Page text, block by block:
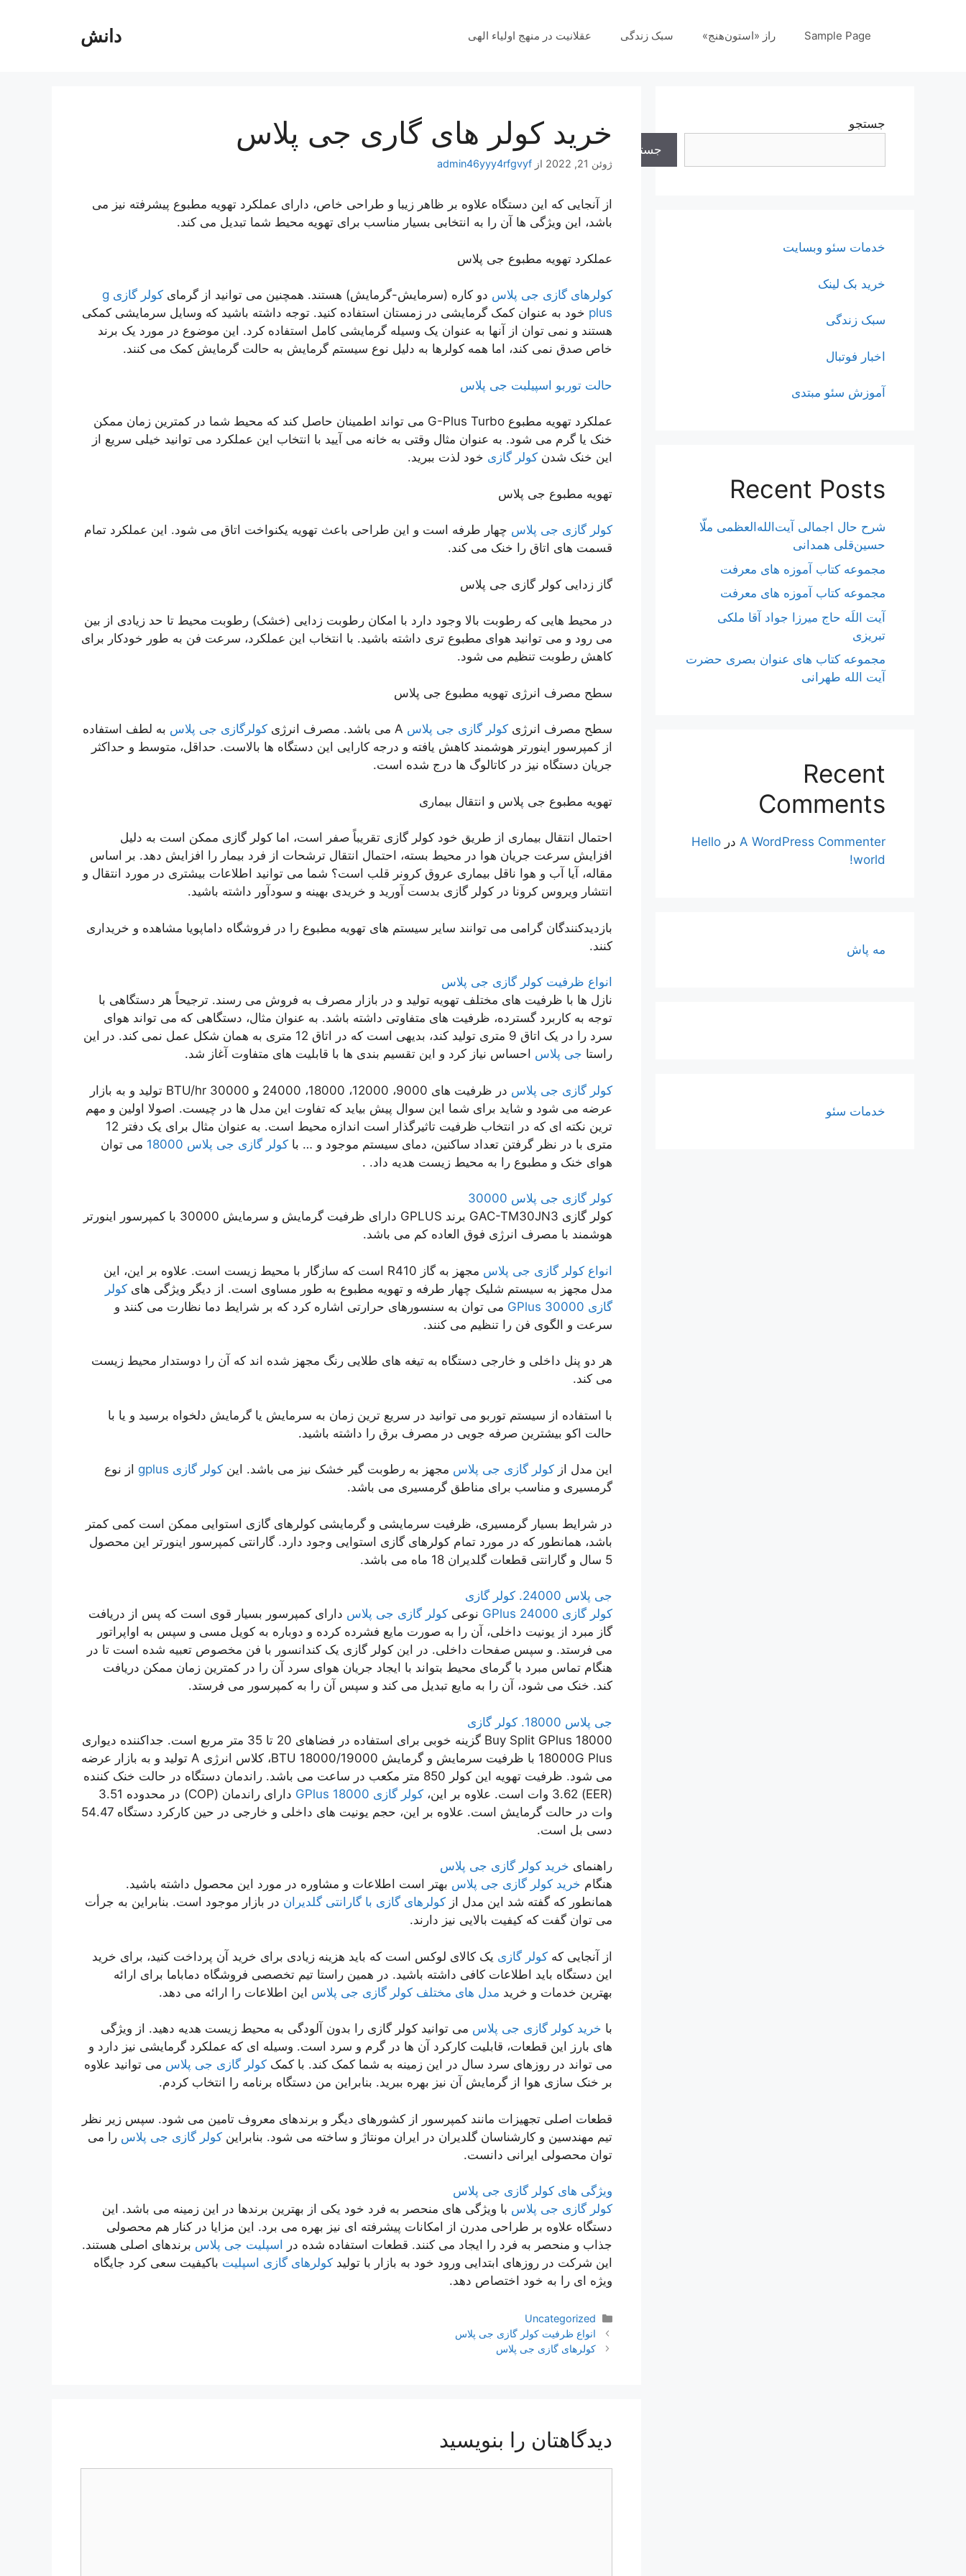
دانش Sample Page راز «استون‌هنج» سبک زندگی عقلانیت در منهج اولیاء الهی
خرید کولر های گاری جی پلاس
ژوئن 21, 2022 از admin46yyy4rfgvyf
از آنجایی که این دستگاه علاوه بر ظاهر زیبا و طراحی خاص، دارای عملکرد تهویه مطبوع پیشرفته نیز می
باشد، این ویژگی ها آن را به انتخابی بسیار مناسب برای تهویه محیط شما تبدیل می کند.
عملکرد تهویه مطبوع جی پلاس
کولرهای گازی جی پلاس دو کاره (سرمایش-گرمایش) هستند. همچنین می توانید از گرمای
کولر گازی g
plus خود به عنوان کمک گرمایشی در زمستان استفاده کنید. توجه داشته باشید که وسایل سرمایشی کمکی
هستند و نمی توان از آنها به عنوان یک وسیله گرمایشی کامل استفاده کرد. این موضوع در مورد یک برند
خاص صدق نمی کند، اما همه کولرها به دلیل نوع سیستم گرمایش به حالت گرمایش کمک می کنند.
حالت توربو اسپیلبت جی پلاس
عملکرد تهویه مطبوع G-Plus Turbo می تواند اطمینان حاصل کند که محیط شما در کمترین زمان ممکن
خنک یا گرم می شود. به عنوان مثال وقتی به خانه می آیید با انتخاب این عملکرد می توانید خیلی سریع از
این خنک شدن کولر گازی خود لذت ببرید.
تهویه مطبوع جی پلاس
کولر گازی جی پلاس چهار طرفه است و این طراحی باعث تهویه یکنواخت اتاق می شود. این عملکرد تمام
قسمت های اتاق را خنک می کند.
گاز زدایی کولر گازی جی پلاس
در محیط هایی که رطوبت بالا وجود دارد با امکان رطوبت زدایی (خشک) رطوبت محیط تا حد زیادی از بین
می رود و می توانید هوای مطبوع تری داشته باشید. با انتخاب این عملکرد، سرعت فن به طور خودکار برای
کاهش رطوبت تنظیم می شود.
سطح مصرف انرژی تهویه مطبوع جی پلاس
سطح مصرف انرژی کولر گازی جی پلاس کولرگازی جی پلاس به لطف استفاده
از کمپرسور اینورتر هوشمند کاهش یافته و درجه کارایی این دستگاه ها بالاست. حداقل، متوسط ​​و حداکثر
جریان دستگاه نیز در کاتالوگ ها درج شده است.
تهویه مطبوع جی پلاس و انتقال بیماری
احتمال انتقال بیماری از طریق خود کولر گازی تقریباً صفر است، اما کولر گازی ممکن است به دلیل
افزایش سرعت جریان هوا در محیط بسته، احتمال انتقال ترشحات از فرد بیمار را افزایش دهد. بر اساس
مقاله، آیا آب و هوا ناقل بیماری عروق کرونر قلب است؟ شما می توانید اطلاعات بیشتری در مورد انتقال و
انتشار ویروس کرونا در کولر گازی بدست آورید و خریدی بهینه و سودآور داشته باشید.
بازدیدکنندگان گرامی می توانند سایر سیستم های تهویه مطبوع را در فروشگاه داماپویا مشاهده و خریداری
کنند.
انواع ظرفیت کولر گازی جی پلاس
نازل ها با ظرفیت های مختلف تهویه تولید و در بازار مصرف به فروش می رسند. ترجیحاً هر دستگاهی با
توجه به کاربرد گسترده، ظرفیت های متفاوتی داشته باشد. به عنوان مثال، دستگاهی که می تواند هوای
سرد را در یک اتاق 9 متری تولید کند، بدیهی است که در اتاق 12 متری به همان شکل عمل نمی کند. در این
راستا جی پلاس احساس نیاز کرد و این تقسیم بندی ها با قابلیت های متفاوت آغاز شد.
کولر گازی جی پلاس
در ظرفیت های 9000، 12000، 18000، 24000 و 30000 BTU/hr تولید و به بازار
عرضه می شود و شاید برای شما این سوال پیش بیاید که تفاوت این مدل ها در چیست. اصولا اولین و مهم
ترین نکته ای که در انتخاب ظرفیت تاثیرگذار است اندازه محیط است. به عنوان مثال برای یک دفتر 12
متری با در نظر گرفتن تعداد ساکنین، دمای سیستم موجود و … با کولر گازی جی پلاس 18000
می توان
هوای خنک و مطبوع را به محیط زیست هدیه داد. .
کولر گازی جی پلاس 30000
کولر گازی GAC-TM30JN3 برند GPLUS دارای ظرفیت گرمایش و سرمایش 30000 با کمپرسور اینورتر
هوشمند با مصرف انرژی فوق العاده کم می باشد.
انواع کولر گازی جی پلاس
مجهز به گاز R410 است که سازگار با محیط زیست است. علاوه بر این، این
مدل مجهز به سیستم شلیک چهار طرفه و تهویه مطبوع به طور مساوی است. از دیگر ویژگی های کولر
گازی GPlus 30000
می توان به سنسورهای حرارتی اشاره کرد که بر شرایط دما نظارت می کنند و
سرعت و الگوی فن را تنظیم می کنند.
هر دو پنل داخلی و خارجی دستگاه به تیغه های طلایی رنگ مجهز شده اند که آن را دوستدار محیط زیست
می کند.
با استفاده از سیستم توربو می توانید در سریع ترین زمان به سرمایش یا گرمایش دلخواه برسید و یا با
حالت اکو بیشترین صرفه جویی در مصرف برق را داشته باشید.
این مدل از کولر گازی جی پلاس مجهز به رطوبت گیر خشک نیز می باشد. این کولر گازی gplus
از نوع
گرمسیری و مناسب برای مناطق گرمسیری می باشد.
در شرایط بسیار گرمسیری، ظرفیت سرمایشی و گرمایشی کولرهای گازی استوایی ممکن است کمی کمتر
باشد، همانطور که در مورد تمام کولرهای گازی استوایی وجود دارد. گارانتی کمپرسور اینورتر این محصول
5 سال و گارانتی قطعات گلدیران 18 ماه می باشد.
جی پلاس 24000. کولر گازی
کولر گازی GPlus 24000
نوعی کولر گازی جی پلاس دارای کمپرسور بسیار قوی است که پس از دریافت
گاز مبرد از یونیت داخلی، آن را به صورت مایع فشرده کرده و دوباره به کویل مسی و سپس به اواپراتور
می فرستد. و سپس صفحات داخلی. در این کولر گازی یک کندانسور با فن مخصوص تعبیه شده است تا در
هنگام تماس مبرد با گرمای محیط بتواند با ایجاد جریان هوای سرد آن را در کمترین زمان ممکن دریافت
کند. خنک می شود، آن را به مایع تبدیل می کند و سپس آن را به کمپرسور می فرستد.
جی پلاس 18000. کولر گازی
Buy Split GPlus 18000 گزینه خوبی برای استفاده در فضاهای 20 تا 35 متر مربع است. جداکننده دیواری
18000G Plus با ظرفیت سرمایش و گرمایش 18000/19000 BTU، کلاس انرژی A تولید و به بازار عرضه
می شود. ظرفیت تهویه این کولر 850 متر مکعب در ساعت می باشد. راندمان دستگاه در حالت خنک کننده
(EER) 3.62 وات است. علاوه بر این،
کولر گازی 18000 GPlus
دارای راندمان (COP) در محدوده 3.51
وات در حالت گرمایش است. علاوه بر این، حجم یونیت های داخلی و خارجی در حین کارکرد دستگاه 54.47
دسی بل است.
راهنمای خرید کولر گازی جی پلاس
هنگام خرید کولر گازی جی پلاس بهتر است اطلاعات و مشاوره در مورد این محصول داشته باشید.
همانطور که گفته شد این مدل از کولرهای گازی با گارانتی گلدیران در بازار موجود است. بنابراین به جرأت
می توان گفت که کیفیت بالایی نیز دارند.
از آنجایی که کولر گازی یک کالای لوکس است که باید هزینه زیادی برای خرید آن پرداخت کنید، برای خرید
این دستگاه باید اطلاعات کافی داشته باشید. در همین راستا تیم تخصصی فروشگاه دماباما برای ارائه
بهترین خدمات و خرید مدل های مختلف کولر گازی جی پلاس این اطلاعات را ارائه می دهد.
با خرید کولر گازی جی پلاس می توانید کولر گازی را بدون آلودگی به محیط زیست هدیه دهید. از ویژگی
های بارز این قطعات، قابلیت کارکرد آن ها در گرم و سرد است. وسیله ای که عملکرد گرمایشی نیز دارد و
می تواند در روزهای سرد سال در این زمینه به شما کمک کند. با کمک کولر گازی جی پلاس می توانید علاوه
بر خنک سازی هوا از گرمایش آن نیز بهره ببرید. بنابراین من دستگاه برنامه را انتخاب کردم.
قطعات اصلی تجهیزات مانند کمپرسور از کشورهای دیگر و برندهای معروف تامین می شود. سپس زیر نظر
تیم مهندسین و کارشناسان گلدیران در ایران مونتاژ و ساخته می شود. بنابراین کولر گازی جی پلاس را می
توان محصولی ایرانی دانست.
ویژگی های کولر گازی جی پلاس
کولر گازی جی پلاس با ویژگی های منحصر به فرد خود یکی از بهترین برندها در این زمینه می باشد. این
دستگاه علاوه بر طراحی مدرن از امکانات پیشرفته ای نیز بهره می برد. این مزایا در کنار هم محصولی
جذاب و منحصر به فرد را ایجاد می کنند. قطعات استفاده شده در
اسپلیت جی پلاس برندهای اصلی هستند.
این شرکت در روزهای ابتدایی ورود خود به بازار با تولید کولرهای گازی اسپلیت باکیفیت سعی کرد جایگاه
ویژه ای را به خود اختصاص دهد.
دسته‌ها
Uncategorized
ناوبری
نوشته‌ها
انواع ظرفیت کولر گازی جی پلاس
کولرهای گازی جی پلاس
دیدگاهتان را بنویسید
جستجو
جستجو
خدمات سئو وبسایت
خرید بک لینک
سبک زندگی
اخبار فوتبال
آموزش سئو مبتدی
Recent Posts
شرح حال اجمالی آیت‌الله‌العظمی ملّا
حسین‌قلی همدانی
مجموعه کتاب آموزه های معرفت
مجموعه کتاب آموزه های معرفت
آیت اللَه حاج میرزا جواد آقا ملکی
تبریزی
مجموعه کتاب های عنوان بصری حضرت
آیت الله طهرانی
Recent
Comments
A WordPress Commenter در Hello
world!
مه پاش
خدمات سئو